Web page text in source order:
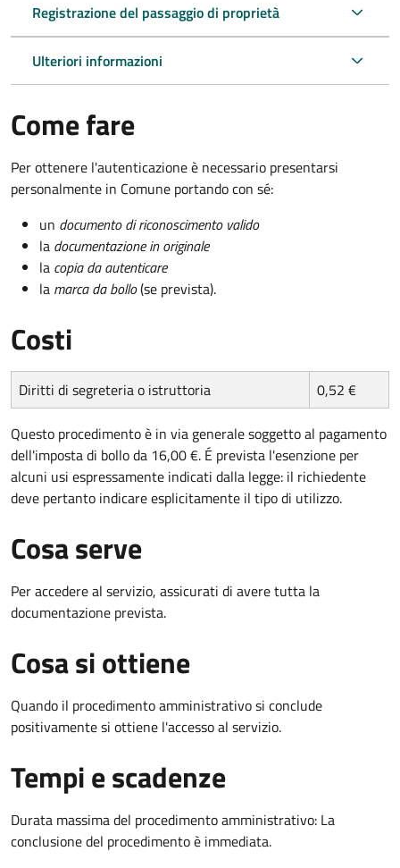
Registrazione del passaggio di proprietà
Ulteriori informazioni
Come fare
Per ottenere l'autenticazione è necessario presentarsi
personalmente in Comune portando con sé:
un documento di riconoscimento valido
la documentazione in originale
la copia da autenticare
la marca da bollo(se prevista).
Costi
Diritti di segreteria o istruttoria 0,52 €
Questo procedimento è in via generale soggetto al pagamento
dell'imposta di bollo da 16,00 €. É prevista l'esenzione per
alcuni usi espressamente indicati dalla legge: il richiedente
deve pertanto indicare esplicitamente il tipo di utilizzo.
Cosa serve
Per accedere al servizio, assicurati di avere tutta la
documentazione prevista.
Cosa si ottiene
Quando il procedimento amministrativo si conclude
positivamente si ottiene l'accesso al servizio.
Tempi e scadenze
Durata massima del procedimento amministrativo: La
conclusione del procedimento è immediata.